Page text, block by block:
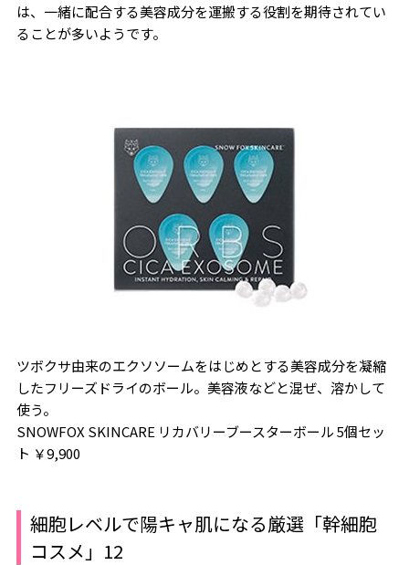
は、一緒に配合する美容成分を運搬する役割を期待されてい
ることが多いようです。
ツボクサ由来のエクソソームをはじめとする美容成分を凝縮
したフリーズドライのボール。美容液などと混ぜ、溶かして
使う。
SNOWFOX SKINCARE リカバリーブースターボール 5個セッ
ト ￥9,900
細胞レベルで陽キャ肌になる厳選「幹細胞
コスメ」12